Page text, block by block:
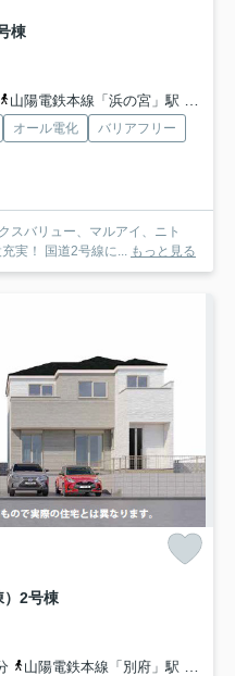
棟
山陽電鉄本線「浜の宮」駅 徒歩36分
オール電化
バリアフリー
スバリュー、マルアイ、ニト
実！ 国道2号線に...
もっと見る
）2号棟
山陽電鉄本線「別府」駅 徒歩56分